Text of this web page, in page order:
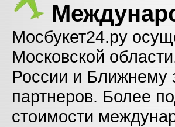
Мосбукет24.ру
Московской
России и Ближнему
партнеров. Более
стоимости